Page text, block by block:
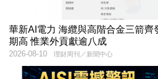
華新AI電力 海纜與高階合金三箭齊
期高 惟業外貢獻逾八成
理財周刊／新聞中心
2026-08-10